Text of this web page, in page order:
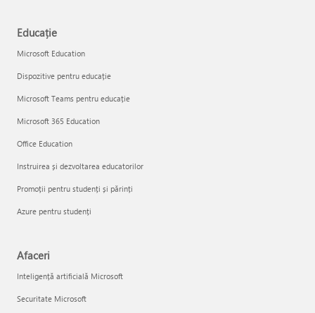
Educație
Microsoft Education
Dispozitive pentru educație
Microsoft Teams pentru educație
Microsoft 365 Education
Office Education
Instruirea și dezvoltarea educatorilor
Promoții pentru studenți și părinți
Azure pentru studenți
Afaceri
Inteligență artificială Microsoft
Securitate Microsoft